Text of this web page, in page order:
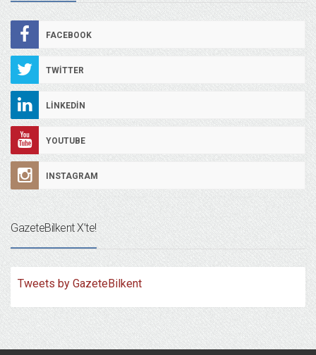
FACEBOOK
TWITTER
LINKEDIN
YOUTUBE
INSTAGRAM
GazeteBilkent X’te!
Tweets by GazeteBilkent